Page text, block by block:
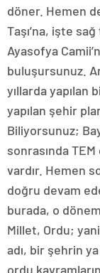
döner. Hemen
Taşı’na, işte
Ayasofya
buluşursunuz.
yıllarda yapılan
yapılan şehir
Biliyorsunuz;
sonrasında
vardır. Hemen
doğru devam
burada, o
Millet, Ordu;
adı, bir şehrin
ordu